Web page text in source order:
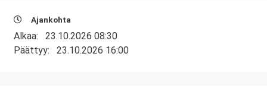
Ajankohta
Alkaa: 23.10.2026 08:30
Päättyy: 23.10.2026 16:00